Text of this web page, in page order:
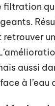
filtration
retrouver
aussi
à l’eau